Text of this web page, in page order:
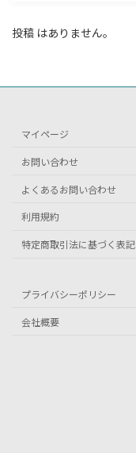
投稿 はありません。
マイページ
お問い合わせ
よくあるお問い合わせ
利用規約
特定商取引法に基づく表記
プライバシーポリシー
会社概要